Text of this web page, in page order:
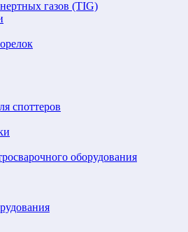
газов (TIG)
споттеров
оборудования